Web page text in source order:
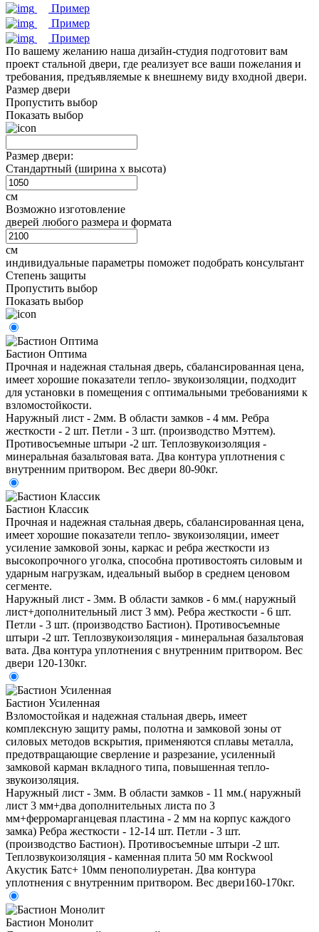
Пример
Пример
Пример
По вашему желанию наша дизайн-студия подготовит вам
проект стальной двери, где реализует все ваши пожелания и
требования, предъявляемые к внешнему виду входной двери.
Размер двери
Пропустить выбор
Показать выбор
Размер двери:
Стандартный (ширина х высота)
см
Возможно изготовление
дверей любого размера и формата
см
индивидуальные параметры поможет подобрать консультант
Степень защиты
Пропустить выбор
Показать выбор
Бастион Оптима
Прочная и надежная стальная дверь, сбалансированная цена,
имеет хорошие показатели тепло- звукоизоляции, подходит
для установки в помещения с оптимальными требованиями к
взломостойкости.
Наружный лист - 2мм. В области замков - 4 мм. Ребра
жесткости - 2 шт. Петли - 3 шт. (производство Мэттем).
Противосъемные штыри -2 шт. Теплозвукоизоляция -
минеральная базальтовая вата. Два контура уплотнения с
внутренним притвором. Вес двери 80-90кг.
Бастион Классик
Прочная и надежная стальная дверь, сбалансированная цена,
имеет хорошие показатели тепло- звукоизоляции, имеет
усиление замковой зоны, каркас и ребра жесткости из
высокопрочного уголка, способна противостоять силовым и
ударным нагрузкам, идеальный выбор в среднем ценовом
сегменте.
Наружный лист - 3мм. В области замков - 6 мм.( наружный
лист+дополнительный лист 3 мм). Ребра жесткости - 6 шт.
Петли - 3 шт. (производство Бастион). Противосъемные
штыри -2 шт. Теплозвукоизоляция - минеральная базальтовая
вата. Два контура уплотнения с внутренним притвором. Вес
двери 120-130кг.
Бастион Усиленная
Взломостойкая и надежная стальная дверь, имеет
комплексную защиту рамы, полотна и замковой зоны от
силовых методов вскрытия, применяются сплавы металла,
предотвращающие сверление и разрезание, усиленный
замковой карман вкладного типа, повышенная тепло-
звукоизоляция.
Наружный лист - 3мм. В области замков - 11 мм.( наружный
лист 3 мм+два дополнительных листа по 3
мм+ферромарганцевая пластина - 2 мм на корпус каждого
замка) Ребра жесткости - 12-14 шт. Петли - 3 шт.
(производство Бастион). Противосъемные штыри -2 шт.
Теплозвукоизоляция - каменная плита 50 мм Rockwool
Акустик Батс+ 10мм пенополиуретан. Два контура
уплотнения с внутренним притвором. Вес двери160-170кг.
Бастион Монолит